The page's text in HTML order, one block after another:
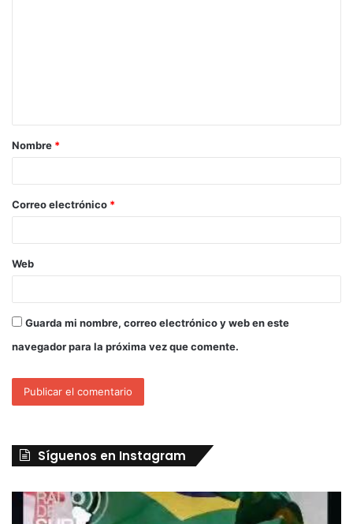
Nombre *
Correo electrónico *
Web
Guarda mi nombre, correo electrónico y web en este
navegador para la próxima vez que comente.
Síguenos en Instagram